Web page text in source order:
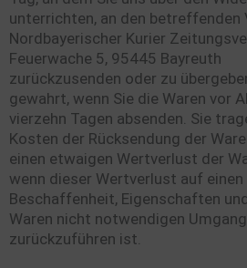
unterrichten, an den betreffenden
Nordbayerischer Kurier
Feuerwache 5, 95445 Bayreuth
zurückzusenden oder zu
gewahrt, wenn Sie die Waren vor
vierzehn Tagen absenden. Sie
Kosten der Rücksendung der
einen etwaigen Wertverlust der
wenn dieser Wertverlust auf
Beschaffenheit, Eigenschaften
Waren nicht notwendigen
zurückzuführen ist.